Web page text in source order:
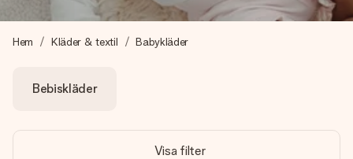
Skapa något unikt med bara några få steg – med hennes
namn, ditt foto eller ett meddelande som verkligen berör
Hem Kläder & textil Babykläder
Bebiskläder
Visa filter